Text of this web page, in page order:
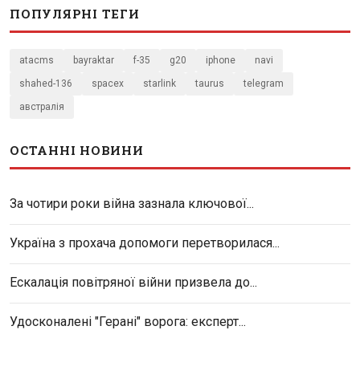
ПОПУЛЯРНІ ТЕГИ
atacms bayraktar f-35 g20 iphone navi
shahed-136 spacex starlink taurus telegram
австралія
ОСТАННІ НОВИНИ
За чотири роки війна зазнала ключової...
Україна з прохача допомоги перетворилася...
Ескалація повітряної війни призвела до...
Удосконалені "Герані" ворога: експерт...